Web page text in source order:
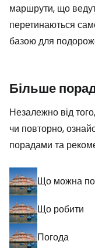
маршрути, що
перетинаються
базою для
Більше
Незалежно від
чи повторно,
порадами та
Що можна
Що робити
Погода